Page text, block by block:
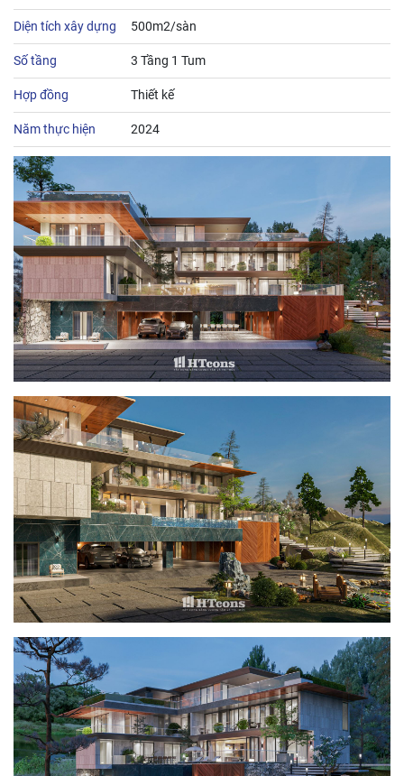
Diện tích xây dựng 500m2/sàn
Số tầng 3 Tầng 1 Tum
Hợp đồng Thiết kế
Năm thực hiện 2024